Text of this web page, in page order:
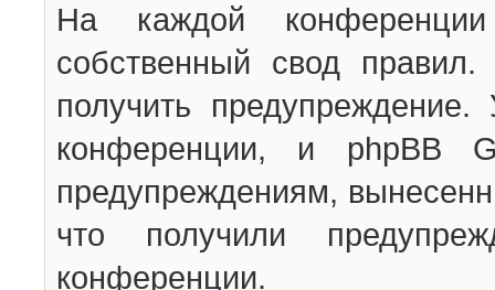
На каждой конференции
собственный свод
получить
конференции, и phpBB
предупреждениям,
что получили
конференции.